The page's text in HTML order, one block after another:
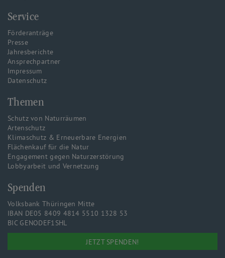
Service
Förderanträge
Presse
Jahresberichte
Ansprechpartner
Impressum
Datenschutz
Themen
Schutz von Naturräumen
Artenschutz
Klimaschutz & Erneuerbare Energien
Flächenkauf für die Natur
Engagement gegen Naturzerstörung
Lobbyarbeit und Vernetzung
Spenden
Volksbank Thüringen Mitte
IBAN DE05 8409 4814 5510 1328 53
BIC GENODEF1SHL
JETZT SPENDEN!